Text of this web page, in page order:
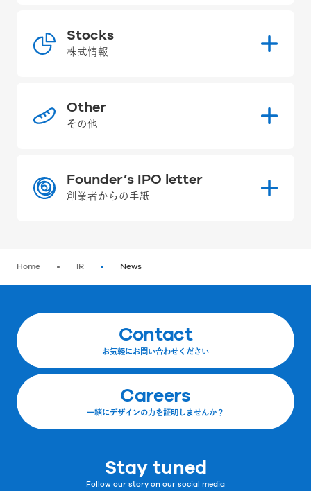
Stocks
株式情報
Other
その他
Founder’s IPO letter
創業者からの手紙
Home IR News
Contact
お気軽にお問い合わせください
Careers
一緒にデザインの力を証明しませんか？
Stay tuned
Follow our story on our social media